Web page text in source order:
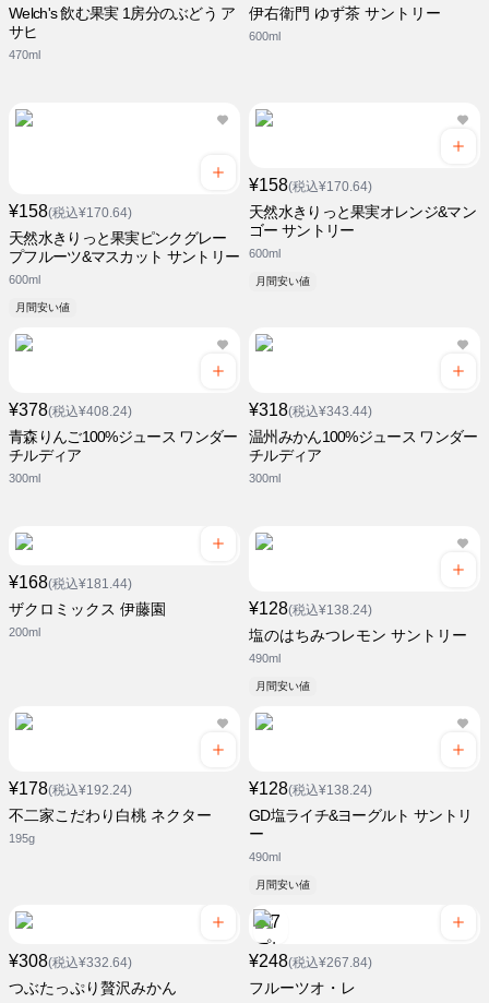
Welch's 飲む果実 1房分のぶどう ア
サヒ
470ml
伊右衛門 ゆず茶 サントリー
600ml
¥158(税込¥170.64)
天然水きりっと果実ピンクグレー
プフルーツ&マスカット サントリー
600ml
月間安い値
¥158(税込¥170.64)
天然水きりっと果実オレンジ&マン
ゴー サントリー
600ml
月間安い値
¥378(税込¥408.24)
青森りんご100%ジュース ワンダー
チルディア
300ml
¥318(税込¥343.44)
温州みかん100%ジュース ワンダー
チルディア
300ml
¥168(税込¥181.44)
ザクロミックス 伊藤園
200ml
¥128(税込¥138.24)
塩のはちみつレモン サントリー
490ml
月間安い値
¥178(税込¥192.24)
不二家こだわり白桃 ネクター
195g
¥128(税込¥138.24)
GD塩ライチ&ヨーグルト サントリ
ー
490ml
月間安い値
¥308(税込¥332.64)
つぶたっぷり贅沢みかん
¥248(税込¥267.84)
フルーツオ・レ